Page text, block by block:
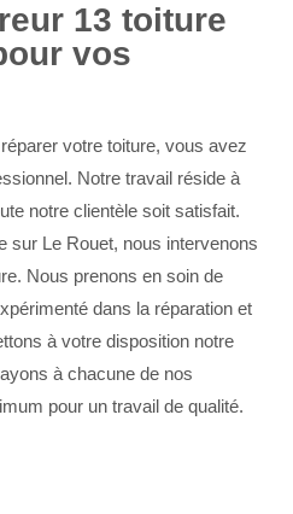
13 toiture
vos
votre toiture, vous avez
Notre travail réside à
notre clientèle soit satisfait.
sur Le Rouet, nous intervenons
Nous prenons en soin de
dans la réparation et
à votre disposition notre
à chacune de nos
pour un travail de qualité.